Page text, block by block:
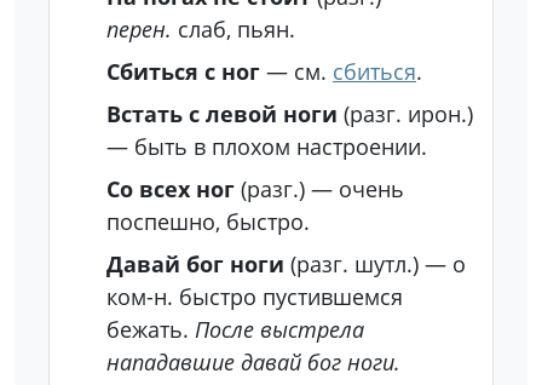
перен. слаб, пьян.
Сбиться с ног — см. сбиться.
Встать с левой ноги (разг. ирон.)
— быть в плохом настроении.
Со всех ног (разг.) — очень
поспешно, быстро.
Давай бог ноги (разг. шутл.) — о
ком-н. быстро пустившемся
бежать. После выстрела
нападавшие давай бог ноги.